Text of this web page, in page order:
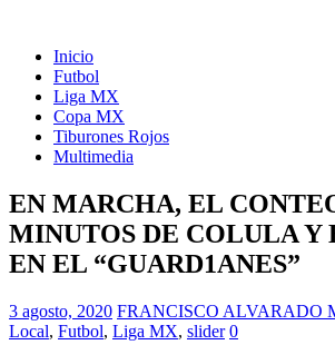
Inicio
Futbol
Liga MX
Copa MX
Tiburones Rojos
Multimedia
EN MARCHA, EL
MINUTOS DE COLULA Y
EN EL “GUARD1ANES”
3 agosto, 2020 FRANCISCO ALVARADO
Local, Futbol, Liga MX, slider 0